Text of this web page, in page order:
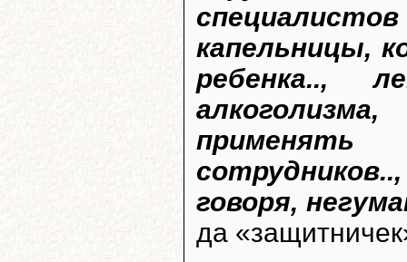
капельницы,
ребенка..,
говоря,
да